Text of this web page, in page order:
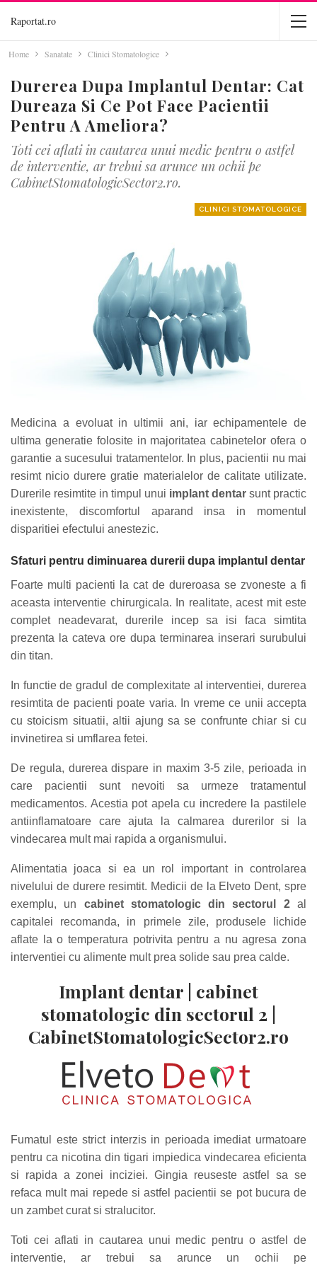
Raportat.ro
Home Sanatate Clinici Stomatologice
Durerea Dupa Implantul Dentar: Cat
Dureaza Si Ce Pot Face Pacientii
Pentru A Ameliora?
Toti cei aflati in cautarea unui medic pentru o astfel
de interventie, ar trebui sa arunce un ochii pe
CabinetStomatologicSector2.ro.
CLINICI STOMATOLOGICE
Medicina a evoluat in ultimii ani, iar echipamentele de
ultima generatie folosite in majoritatea cabinetelor ofera o
garantie a sucesului tratamentelor. In plus, pacientii nu mai
resimt nicio durere gratie materialelor de calitate utilizate.
Durerile resimtite in timpul unui implant dentar sunt practic
inexistente, discomfortul aparand insa in momentul
disparitiei efectului anestezic.
Sfaturi pentru diminuarea durerii dupa implantul dentar
Foarte multi pacienti la cat de dureroasa se zvoneste a fi
aceasta interventie chirurgicala. In realitate, acest mit este
complet neadevarat, durerile incep sa isi faca simtita
prezenta la cateva ore dupa terminarea inserari surubului
din titan.
In functie de gradul de complexitate al interventiei, durerea
resimtita de pacienti poate varia. In vreme ce unii accepta
cu stoicism situatii, altii ajung sa se confrunte chiar si cu
invinetirea si umflarea fetei.
De regula, durerea dispare in maxim 3-5 zile, perioada in
care pacientii sunt nevoiti sa urmeze tratamentul
medicamentos. Acestia pot apela cu incredere la pastilele
antiinflamatoare care ajuta la calmarea durerilor si la
vindecarea mult mai rapida a organismului.
Alimentatia joaca si ea un rol important in controlarea
nivelului de durere resimtit. Medicii de la Elveto Dent, spre
exemplu, un cabinet stomatologic din sectorul 2al
capitalei recomanda, in primele zile, produsele lichide
aflate la o temperatura potrivita pentru a nu agresa zona
interventiei cu alimente mult prea solide sau prea calde.
Implant dentar | cabinet
stomatologic din sectorul 2 |
CabinetStomatologicSector2.ro
Fumatul este strict interzis in perioada imediat urmatoare
pentru ca nicotina din tigari impiedica vindecarea eficienta
si rapida a zonei inciziei. Gingia reuseste astfel sa se
refaca mult mai repede si astfel pacientii se pot bucura de
un zambet curat si stralucitor.
Toti cei aflati in cautarea unui medic pentru o astfel de
interventie, ar trebui sa arunce un ochii pe